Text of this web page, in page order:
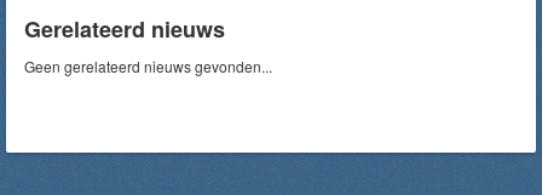
Gerelateerd nieuws
Geen gerelateerd nieuws gevonden...